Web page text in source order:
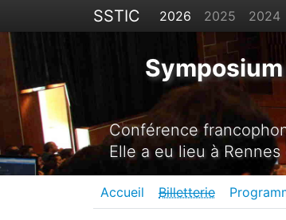
SSTIC 2026 2025 2024
Conférence
Elle a eu lieu à
Accueil Billetterie